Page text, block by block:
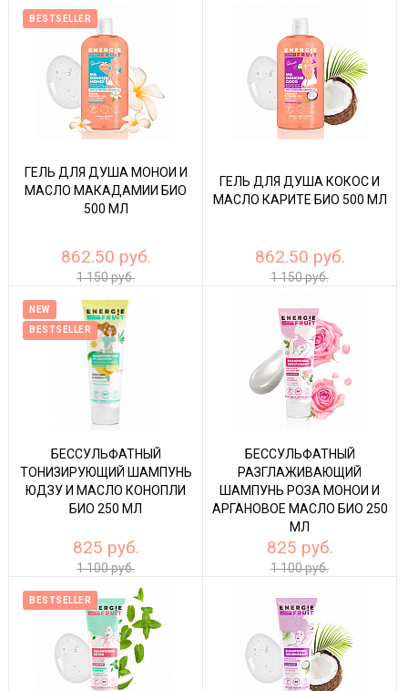
BESTSELLER
ГЕЛЬ ДЛЯ ДУША МОНОИ И
МАСЛО МАКАДАМИИ БИО
500 МЛ
862.50 руб.
1 150 руб.
ГЕЛЬ ДЛЯ ДУША КОКОС И
МАСЛО КАРИТЕ БИО 500 МЛ
862.50 руб.
1 150 руб.
NEW
BESTSELLER
БЕССУЛЬФАТНЫЙ
ТОНИЗИРУЮЩИЙ ШАМПУНЬ
ЮДЗУ И МАСЛО КОНОПЛИ
БИО 250 МЛ
825 руб.
1 100 руб.
БЕССУЛЬФАТНЫЙ
РАЗГЛАЖИВАЮЩИЙ
ШАМПУНЬ РОЗА МОНОИ И
АРГАНОВОЕ МАСЛО БИО 250
МЛ
825 руб.
1 100 руб.
BESTSELLER